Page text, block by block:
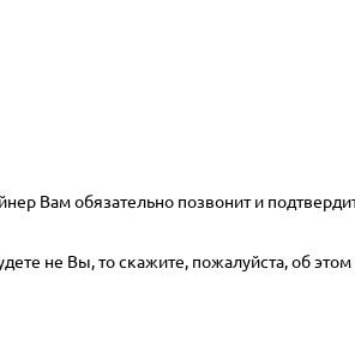
Вам обязательно позвонит и
не Вы, то скажите, пожалуйста, об